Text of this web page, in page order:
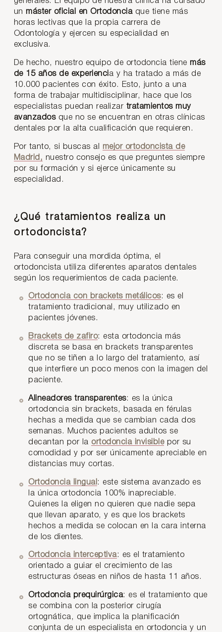
un máster oficial en Ortodonciaque tiene más
horas lectivas que la propia carrera de
Odontología y ejercen su especialidad en
exclusiva.
De hecho, nuestro equipo de ortodoncia tiene más
de 15 años de experiencia y ha tratado a más de
10.000 pacientes con éxito. Esto, junto a una
forma de trabajar multidisciplinar, hace que los
especialistas puedan realizar tratamientos muy
avanzadosque no se encuentran en otras clínicas
dentales por la alta cualificación que requieren.
Por tanto, si buscas al mejor ortodoncista de
Madrid, nuestro consejo es que preguntes siempre
por su formación y si ejerce únicamente su
especialidad.
¿Qué tratamientos realiza un
ortodoncista?
Para conseguir una mordida óptima, el
ortodoncista utiliza diferentes aparatos dentales
según los requerimientos de cada paciente.
Ortodoncia con brackets metálicos: es el
tratamiento tradicional, muy utilizado en
pacientes jóvenes.
Brackets de zafiro: esta ortodoncia más
discreta se basa en brackets transparentes
que no se tiñen a lo largo del tratamiento, así
que interfiere un poco menos con la imagen del
paciente.
Alineadores transparentes: es la única
ortodoncia sin brackets, basada en férulas
hechas a medida que se cambian cada dos
semanas. Muchos pacientes adultos se
decantan por la ortodoncia invisiblepor su
comodidad y por ser únicamente apreciable en
distancias muy cortas.
Ortodoncia lingual : este sistema avanzado es
la única ortodoncia 100% inapreciable.
Quienes la eligen no quieren que nadie sepa
que llevan aparato, y es que los brackets
hechos a medida se colocan en la cara interna
de los dientes.
Ortodoncia interceptiva: es el tratamiento
orientado a guiar el crecimiento de las
estructuras óseas en niños de hasta 11 años.
Ortodoncia prequirúrgica: es el tratamiento que
se combina con la posterior cirugía
ortognática, que implica la planificación
conjunta de un especialista en ortodoncia y un